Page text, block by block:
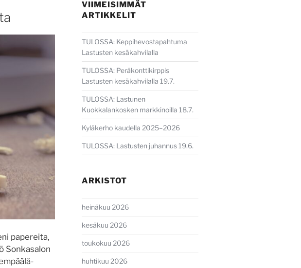
papereita,
Sonkasalon
VIIMEISIMMÄT
ARTIKKELIT
TULOSSA: Keppihevostapahtuma
Lastusten kesäkahvilalla
TULOSSA: Peräkonttikirppis
Lastusten kesäkahvilalla 19.7.
TULOSSA: Lastunen
Kuokkalankosken markkinoilla 18.7.
Kyläkerho kaudella 2025–2026
TULOSSA: Lastusten juhannus 19.6.
ARKISTOT
heinäkuu 2026
kesäkuu 2026
toukokuu 2026
huhtikuu 2026